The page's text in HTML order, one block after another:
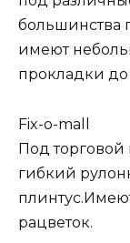
большинства
имеют
прокладки до
Fix-o-mall
Под торговой
гибкий
рацветок.